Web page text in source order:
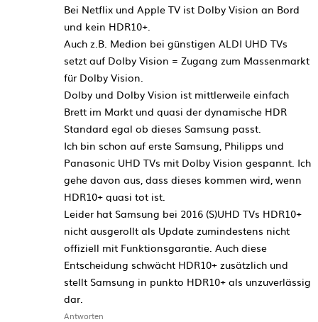
Bei Netflix und Apple TV ist Dolby Vision an Bord
und kein HDR10+.
Auch z.B. Medion bei günstigen ALDI UHD TVs
setzt auf Dolby Vision = Zugang zum Massenmarkt
für Dolby Vision.
Dolby und Dolby Vision ist mittlerweile einfach
Brett im Markt und quasi der dynamische HDR
Standard egal ob dieses Samsung passt.
Ich bin schon auf erste Samsung, Philipps und
Panasonic UHD TVs mit Dolby Vision gespannt. Ich
gehe davon aus, dass dieses kommen wird, wenn
HDR10+ quasi tot ist.
Leider hat Samsung bei 2016 (S)UHD TVs HDR10+
nicht ausgerollt als Update zumindestens nicht
offiziell mit Funktionsgarantie. Auch diese
Entscheidung schwächt HDR10+ zusätzlich und
stellt Samsung in punkto HDR10+ als unzuverlässig
dar.
Antworten